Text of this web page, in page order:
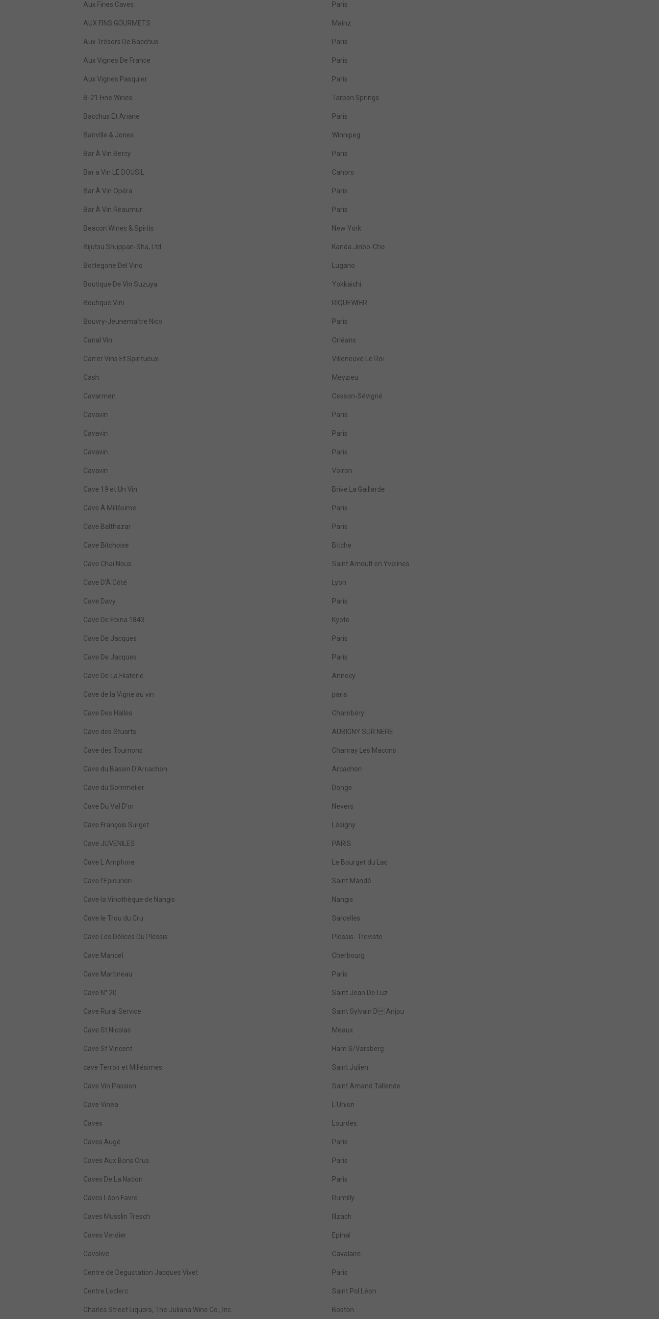
Aux Fines Caves Paris
AUX FINS GOURMETS Mainz
Aux Trésors De Bacchus Paris
Aux Vignes De France Paris
Aux Vignes Pasquier Paris
B-21 Fine Wines Tarpon Springs
Bacchus Et Ariane Paris
Banville & Jones Winnipeg
Bar À Vin Bercy Paris
Bar a Vin LE DOUSIL Cahors
Bar À Vin Opéra Paris
Bar À Vin Réaumur Paris
Beacon Wines & Spirits New York
Bijutsu Shuppan-Sha, Ltd. Kanda Jinbo-Cho
Bottegone Del Vino Lugano
Boutique De Vin Suzuya Yokkaichi
Boutique Vini RIQUEWIHR
Bouvry-Jeunemaître Nico Paris
Canal Vin Orléans
Carrer Vins Et Spiritueux Villeneuve Le Roi
Cash Meyzieu
Cavarmen Cesson-Sévigné
Cavavin Paris
Cavavin Paris
Cavavin Paris
Cavavin Voiron
Cave 19 et Un Vin Brive La Gaillarde
Cave À Millésime Paris
Cave Balthazar Paris
Cave Bitchoise Bitche
Cave Chai Nous Saint Arnoult en Yvelines
Cave D'À Côté Lyon
Cave Davy Paris
Cave De Ebina 1843 Kyoto
Cave De Jacques Paris
Cave De Jacques Paris
Cave De La Filaterie Annecy
Cave de la Vigne au vin paris
Cave Des Halles Chambéry
Cave des Stuarts AUBIGNY SUR NERE
Cave des Tournons Charnay Les Macons
Cave du Bassin D'Arcachon Arcachon
Cave du Sommelier Donge
Cave Du Val D'or Nevers
Cave François Surget Lésigny
Cave JUVENILES PARIS
Cave L Amphore Le Bourget du Lac
Cave l'Epicurien Saint Mandé
Cave la Vinothèque de Nangis Nangis
Cave le Trou du Cru Sarcelles
Cave Les Délices Du Plessis Plessis- Treviste
Cave Mancel Cherbourg
Cave Martineau Paris
Cave N° 20 Saint Jean De Luz
Cave Rural Service Saint Sylvain D Anjou
Cave St Nicolas Meaux
Cave St Vincent Ham S/Varsberg
cave Terroir et Millésimes Saint Julien
Cave Vin Passion Saint Amand Tallende
Cave Vinea L'Union
Caves Lourdes
Caves Augé Paris
Caves Aux Bons Crus Paris
Caves De La Nation Paris
Caves Léon Favre Rumilly
Caves Musslin Tresch Illzach
Caves Verdier Epinal
Cavolive Cavalaire
Centre de Degustation Jacques Vivet Paris
Centre Leclerc Saint Pol Léon
Charles Street Liquors, The Juliana Wine Co., Inc. Boston